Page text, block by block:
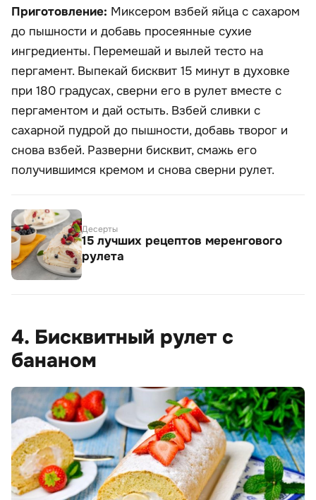
Приготовление: Миксером взбей яйца с сахаром
до пышности и добавь просеянные сухие
ингредиенты. Перемешай и вылей тесто на
пергамент. Выпекай бисквит 15 минут в духовке
при 180 градусах, сверни его в рулет вместе с
пергаментом и дай остыть. Взбей сливки с
сахарной пудрой до пышности, добавь творог и
снова взбей. Разверни бисквит, смажь его
получившимся кремом и снова сверни рулет.
Десерты
15 лучших рецептов меренгового
рулета
4. Бисквитный рулет с
бананом